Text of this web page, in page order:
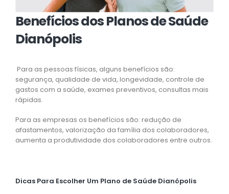
Benefícios dos Planos de Saúde
Dianópolis
Para as pessoas físicas, alguns benefícios são:
segurança, qualidade de vida, longevidade, controle de
gastos com a saúde, exames preventivos, consultas mais
rápidas.
Para as empresas os benefícios são: redução de
afastamentos, valorização da família dos colaboradores,
aumenta a produtividade dos colaboradores entre outros.
Dicas Para Escolher Um Plano de Saúde Dianópolis